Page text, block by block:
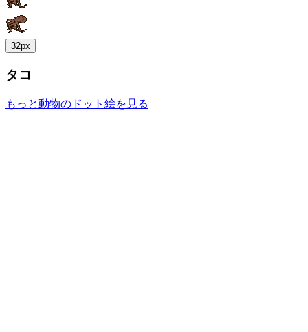
32px
タコ
もっと動物のドット絵を見る